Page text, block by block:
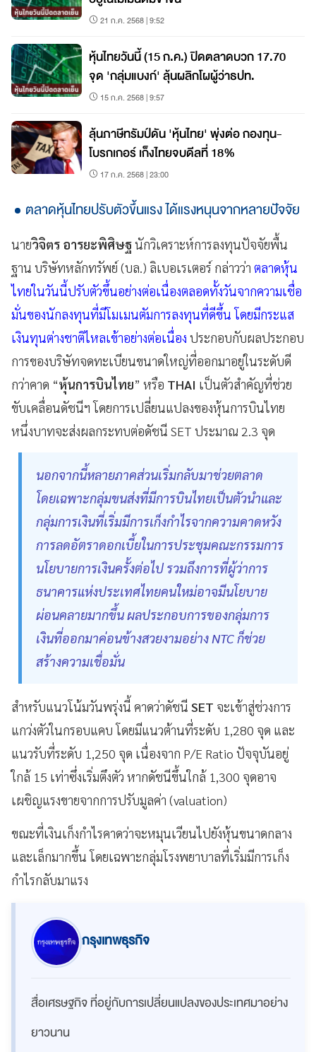
21 ก.ค. 2568 | 9:52
หุ้นไทยวันนี้ (15 ก.ค.) ปิดตลาดบวก 17.70
จุด 'กลุ่มแบงก์' ลุ้นผลิกโผผู้ว่าธปท.
15 ก.ค. 2568 | 9:57
ลุ้นภาษีทรัมป์ดัน 'หุ้นไทย' พุ่งต่อ กองทุน-
โบรกเกอร์ เก็งไทยจบดีลที่ 18%
17 ก.ค. 2568 | 23:00
ตลาดหุ้นไทยปรับตัวขึ้นแรง ได้แรงหนุนจากหลายปัจจัย
นายวิจิตร อารยะพิศิษฐนักวิเคราะห์การลงทุนปัจจัยพื้น
ฐาน บริษัทหลักทรัพย์ (บล.) ลิเบอเรเตอร์ กล่าวว่า ตลาดหุ้น
ไทยในวันนี้ปรับตัวขึ้นอย่างต่อเนื่องตลอดทั้งวันจากความเชื่อ
มั่นของนักลงทุนที่มีโมเมนตัมการลงทุนที่ดีขึ้น โดยมีกระแส
เงินทุนต่างชาติไหลเข้าอย่างต่อเนื่อง ประกอบกับผลประกอบ
การของบริษัทจดทะเบียนขนาดใหญ่ที่ออกมาอยู่ในระดับดี
กว่าคาด “หุ้นการบินไทย” หรือ THAI เป็นตัวสำคัญที่ช่วย
ขับเคลื่อนดัชนีฯ โดยการเปลี่ยนแปลงของหุ้นการบินไทย
หนึ่งบาทจะส่งผลกระทบต่อดัชนี SET ประมาณ 2.3 จุด
นอกจากนี้หลายภาคส่วนเริ่มกลับมาช่วยตลาด
โดยเฉพาะกลุ่มขนส่งที่มีการบินไทยเป็นตัวนำและ
กลุ่มการเงินที่เริ่มมีการเก็งกำไรจากความคาดหวัง
การลดอัตราดอกเบี้ยในการประชุมคณะกรรมการ
นโยบายการเงินครั้งต่อไป รวมถึงการที่ผู้ว่าการ
ธนาคารแห่งประเทศไทยคนใหม่อาจมีนโยบาย
ผ่อนคลายมากขึ้น ผลประกอบการของกลุ่มการ
เงินที่ออกมาค่อนข้างสวยงามอย่าง NTC ก็ช่วย
สร้างความเชื่อมั่น
สำหรับแนวโน้มวันพรุ่งนี้ คาดว่าดัชนี SET จะเข้าสู่ช่วงการ
แกว่งตัวในกรอบแคบ โดยมีแนวต้านที่ระดับ 1,280 จุด และ
แนวรับที่ระดับ 1,250 จุด เนื่องจาก P/E Ratio ปัจจุบันอยู่
ใกล้ 15 เท่าซึ่งเริ่มตึงตัว หากดัชนีขึ้นใกล้ 1,300 จุดอาจ
เผชิญแรงขายจากการปรับมูลค่า (valuation)
ขณะที่เงินเก็งกำไรคาดว่าจะหมุนเวียนไปยังหุ้นขนาดกลาง
และเล็กมากขึ้น โดยเฉพาะกลุ่มโรงพยาบาลที่เริ่มมีการเก็ง
กำไรกลับมาแรง
กรุงเทพธุรกิจ
สื่อเศรษฐกิจ ที่อยู่กับการเปลี่ยนแปลงของประเทศมาอย่าง
ยาวนาน